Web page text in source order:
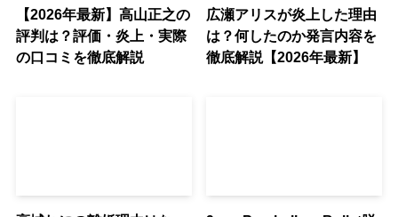
【2026年最新】高山正之の
評判は？評価・炎上・実際
の口コミを徹底解説
広瀬アリスが炎上した理由
は？何したのか発言内容を
徹底解説【2026年最新】